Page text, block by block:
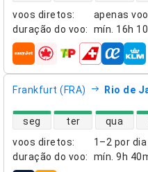
voos diretos:
apenas
duração do voo: mín. 16h
companhias aéreas
Frankfurt (FRA) Rio de
voos diretos:
1–2 por dia
duração do voo: mín. 9h
disponibilidade de voos
seg ter qua